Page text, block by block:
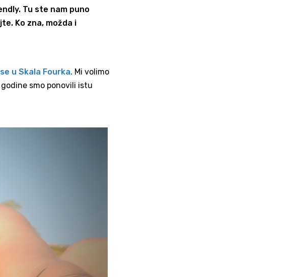
Tu ste nam puno
Ko zna, možda i
u Skala Fourka. Mi volimo
smo ponovili istu